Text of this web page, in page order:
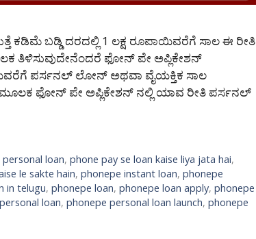
ಕಡಿಮೆ ಬಡ್ಡಿ ದರದಲ್ಲಿ 1 ಲಕ್ಷ ರೂಪಾಯಿವರೆಗೆ ಸಾಲ ಈ ರೀತಿ
ತಿಳಿಸುವುದೇನೆಂದರೆ ಫೋನ್ ಪೇ ಅಪ್ಲಿಕೇಶನ್
ಪರ್ಸನಲ್ ಲೋನ್ ಅಥವಾ ವೈಯಕ್ತಿಕ ಸಾಲ
ಮೂಲಕ ಫೋನ್ ಪೇ ಅಪ್ಲಿಕೇಶನ್ ನಲ್ಲಿ ಯಾವ ರೀತಿ ಪರ್ಸನಲ್
personal loan,phone pay se loan kaise liya jata hai,
le sakte hain, phonepe instant loan, phonepe
in telugu, phonepe loan, phonepe loan apply, phonepe
loan, phonepe personal loan launch, phonepe